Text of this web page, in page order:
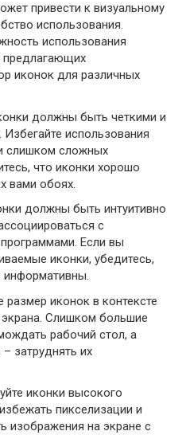
привести к визуальному
использования.
использования
предлагающих
иконок для различных
должны быть четкими и
использования
слишком сложных
что иконки хорошо
вами обоях.
должны быть интуитивно
с
Если вы
иконки, убедитесь,
информативны.
размер иконок в контексте
Слишком большие
рабочий стол, а
затруднять их
иконки высокого
пикселизации и
изображения на экране с